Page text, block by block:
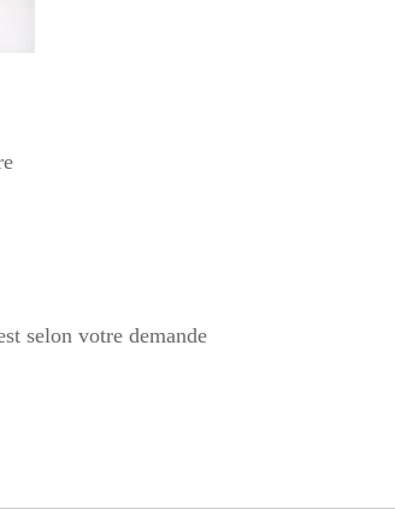
selon votre demande